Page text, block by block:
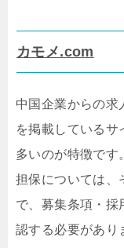
カモメ.com
中国企業からの求
を掲載しているサ
多いのが特徴です
担保については、
で、募集条項・採
認する必要があり